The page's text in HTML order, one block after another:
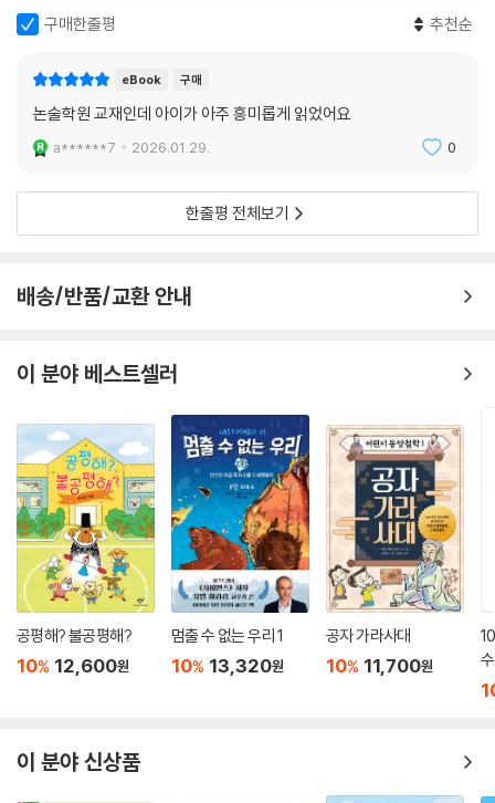
플라톤 스승님, 진정 죽음을 원하시는 겁니까!
크리톤 오, 제발 소크라테스!
-본문 83쪽
플라톤은 대화 형식의 작품을 많이 썼어요. 〈소크라테스의 변명〉에는 소크
구 크리톤의 대화가 실려 있지요. 그래서 마치 연극 대본인 희곡을 보는 듯
한 느낌이 들기도 해요. 하지만 아무리 좋은 뜻이 담긴 고전이라도, 어렵고
원전에는 없지만, 소크라테스 고발 사건과 관련된 실존 인물들을 등장시켜
면, 어느새 막시스처럼 소크라테스에게 애정이 생기고, 소크라테스의 가
르침이 무엇인지 깨닫게 되지요. 음모와 고발, 재판정에서의 열띤 공방, 초
조한 선고 과정, 탈옥 권유와 사형까지. 손에 땀을 쥐게 하는 흥미진진한 스
토리는 이 책이 철학 고전을 바탕으로 했다는 사실을 까맣게 잊게 합니다.
스릴 넘치는 동화책을 보듯 혼자 읽어도 좋고, 친구들과 함께 역할극을 하
듯 배역을 나누어 실감 나게 읽어도 좋아요.
● 아테네가 수도가 아니라 국가였다고? 고대 그리스의 역사와 문화를 알
아요!
그리스는 산지가 많고 평야가 적은 지역이에요. 대신 바다에 둘러싸여 있
어 해안선을 따라 펼쳐진 평지에 촌락이 형성되었지요. 기원전 10세기경,
독립적인 도시 국가가 되었어요. 이 도시 국가를 ‘폴리스’라고도 불러요.
구매한줄평 추천순
eBook 구매
논술학원 교재인데 아이가 아주 흥미롭게 읽었어요
a******7 2026.01.29. 0
한줄평 전체보기
배송/반품/교환 안내
이 분야 베스트셀러
공평해? 불공평해?
10% 12,600원
멈출 수 없는 우리 1
10% 13,320원
공자 가라사대
10% 11,700원
이 분야 신상품